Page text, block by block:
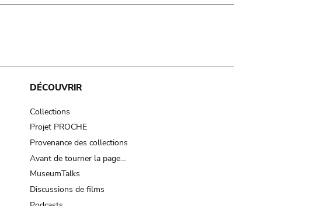
DÉCOUVRIR
Collections
Projet PROCHE
Provenance des collections
Avant de tourner la page…
MuseumTalks
Discussions de films